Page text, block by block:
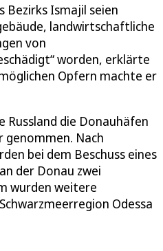
Bezirks Ismajil seien
landwirtschaftliche
von
worden, erklärte
Opfern machte er
die Donauhäfen
Nach
bei dem Beschuss eines
der Donau zwei
wurden weitere
Odessa